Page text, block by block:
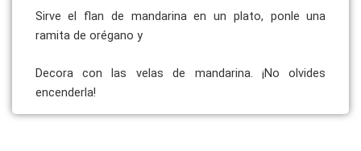
Sirve el flan de mandarina en un plato, ponle una
ramita de orégano y
Decora con las velas de mandarina. ¡No olvides
encenderla!